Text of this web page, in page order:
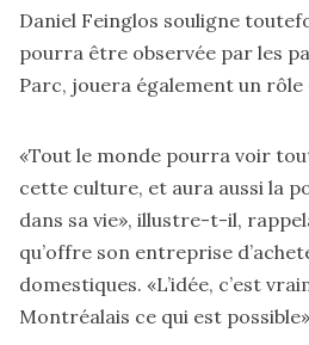
Daniel Feinglos souligne
pourra être observée par les
Parc, jouera également un rôle
«Tout le monde pourra voir
cette culture, et aura aussi la
dans sa vie», illustre-t-il,
qu’offre son entreprise
domestiques. «L’idée, c’est
Montréalais ce qui est